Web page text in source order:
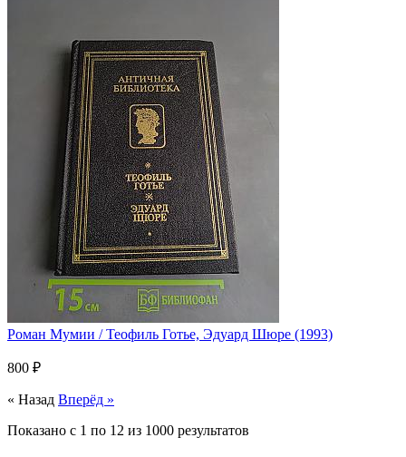
Роман Мумии / Теофиль Готье, Эдуард Шюре (1993)
800 ₽
« Назад Вперёд »
Показано с 1 по 12 из 1000 результатов